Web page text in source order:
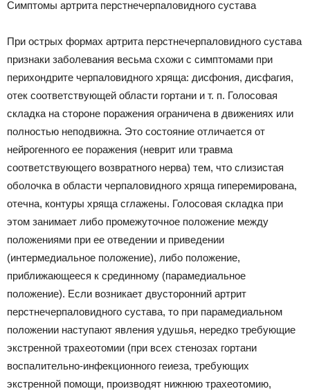
Симптомы артрита перстнечерпаловидного сустава
При острых формах артрита перстнечерпаловидного сустава
признаки заболевания весьма схожи с симптомами при
перихондрите черпаловидного хряща: дисфония, дисфагия,
отек соответствующей области гортани и т. п. Голосовая
складка на стороне поражения ограничена в движениях или
полностью неподвижна. Это состояние отличается от
нейрогенного ее поражения (неврит или травма
соответствующего возвратного нерва) тем, что слизистая
оболочка в области черпаловидного хряща гиперемирована,
отечна, контуры хряща сглажены. Голосовая складка при
этом занимает либо промежуточное положение между
положениями при ее отведении и приведении
(интермедиальное положение), либо положение,
приближающееся к срединному (парамедиальное
положение). Если возникает двусторонний артрит
перстнечерпаловидного сустава, то при парамедиальном
положении наступают явления удушья, нередко требующие
экстренной трахеотомии (при всех стенозах гортани
воспалительно-инфекционного геиеза, требующих
экстренной помощи, производят нижнюю трахеотомию,